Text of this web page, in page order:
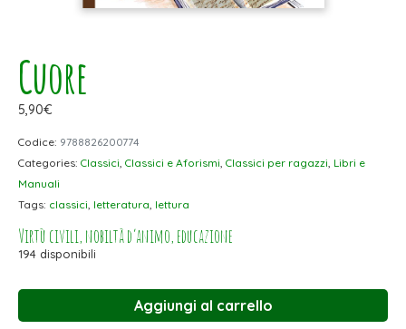
Cuore
5,90€
Codice: 9788826200774
Categories: Classici, Classici e Aforismi, Classici per ragazzi, Libri e
Manuali
Tags: classici, letteratura, lettura
Virtù civili, nobiltà d’animo, educazione
194 disponibili
Aggiungi al carrello